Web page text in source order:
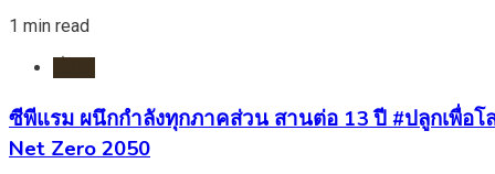
1 min read
ซีพีแรม ผนึกกำลังทุกภาคส่วน สานต่อ 13 ปี #ปลูกเพื่อ
Net Zero 2050